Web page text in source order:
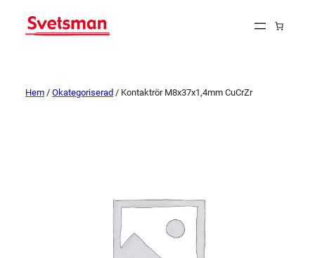
Hem / Okategoriserad / Kontaktrör M8x37x1,4mm CuCrZr